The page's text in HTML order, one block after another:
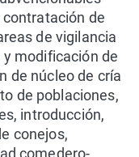
de
de vigilancia
modificación de
de núcleo de cría
de poblaciones,
introducción,
conejos,
comedero-